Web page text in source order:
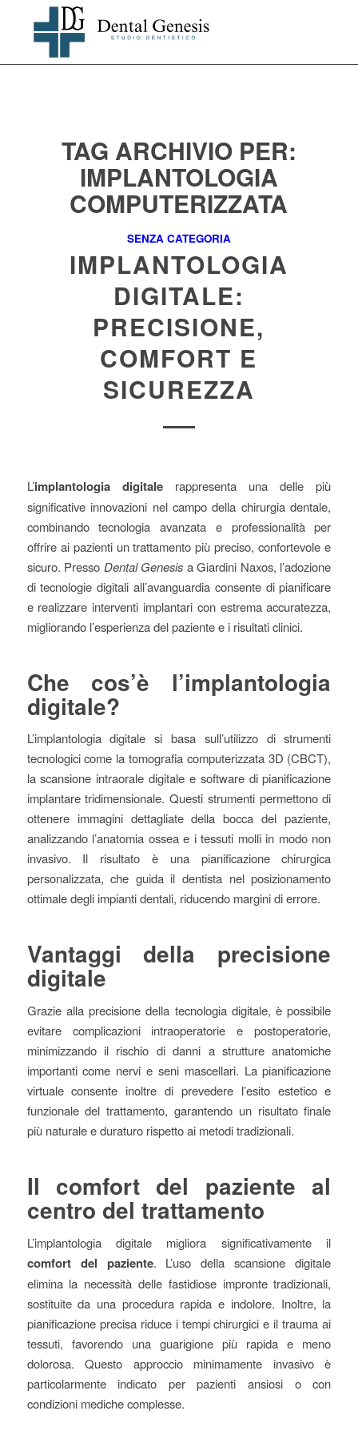
TAG ARCHIVIO PER:
IMPLANTOLOGIA
COMPUTERIZZATA
SENZA CATEGORIA
IMPLANTOLOGIA
DIGITALE:
PRECISIONE,
COMFORT E
SICUREZZA
L’implantologia digitalerappresenta una delle più
significative innovazioni nel campo della chirurgia dentale,
combinando tecnologia avanzata e professionalità per
offrire ai pazienti un trattamento più preciso, confortevole e
sicuro. Presso Dental Genesis a Giardini Naxos, l’adozione
di tecnologie digitali all’avanguardia consente di pianificare
e realizzare interventi implantari con estrema accuratezza,
migliorando l’esperienza del paziente e i risultati clinici.
Che cos’è l’implantologia
digitale?
L’implantologia digitale si basa sull’utilizzo di strumenti
tecnologici come la tomografia computerizzata 3D (CBCT),
la scansione intraorale digitale e software di pianificazione
implantare tridimensionale. Questi strumenti permettono di
ottenere immagini dettagliate della bocca del paziente,
analizzando l’anatomia ossea e i tessuti molli in modo non
invasivo. Il risultato è una pianificazione chirurgica
personalizzata, che guida il dentista nel posizionamento
ottimale degli impianti dentali, riducendo margini di errore.
Vantaggi della precisione
digitale
Grazie alla precisione della tecnologia digitale, è possibile
evitare complicazioni intraoperatorie e postoperatorie,
minimizzando il rischio di danni a strutture anatomiche
importanti come nervi e seni mascellari. La pianificazione
virtuale consente inoltre di prevedere l’esito estetico e
funzionale del trattamento, garantendo un risultato finale
più naturale e duraturo rispetto ai metodi tradizionali.
Il comfort del paziente al
centro del trattamento
L’implantologia digitale migliora significativamente il
comfort del paziente. L’uso della scansione digitale
elimina la necessità delle fastidiose impronte tradizionali,
sostituite da una procedura rapida e indolore. Inoltre, la
pianificazione precisa riduce i tempi chirurgici e il trauma ai
tessuti, favorendo una guarigione più rapida e meno
dolorosa. Questo approccio minimamente invasivo è
particolarmente indicato per pazienti ansiosi o con
condizioni mediche complesse.